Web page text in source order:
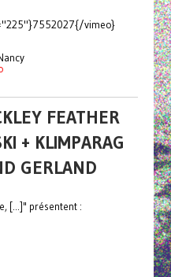
vimeo}
FEATHER
+ KLIMPARAG
GERLAND
[...]" présentent :